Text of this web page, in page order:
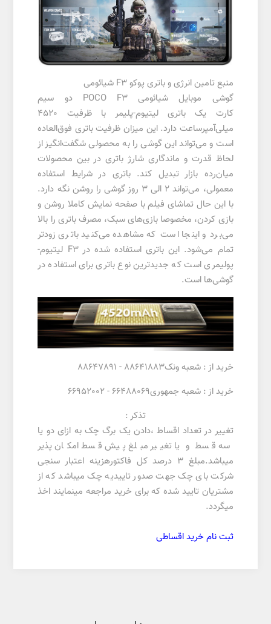
منبع تامین انرژی و باتری پوکو F3 شیائومی
گوشی موبایل شیائومی POCO F3 دو سیم‌
کارت یک باتری لیتیوم-پلیمر با ظرفیت 4520
میلی‌آمپرساعت دارد. این میزان ظرفیت باتری فوق‌العاده
است و می‌تواند این گوشی را به محصولی شگفت‌انگیز از
لحاظ قدرت و ماندگاری شارژ باتری در بین محصولات
میان‌رده بازار تبدیل کند. باتری در شرایط استفاده
معمولی، می‌تواند ۲ الی ۳ روز گوشی را روشن نگه دارد.
با این حال تماشای فیلم با صفحه نمایش کاملا روشن و
بازی کردن، مخصوصا بازی‌های سبک، مصرف باتری را بالا
می‌برد و اینجا است که مشاهده می‌کنید باتری زودتر
تمام می‌شود. این باتری استفاده شده در F3 لیتیوم-
پولیمری است که جدیدترین نوع باتری برای استفاده در
گوشی‌ها است.
خرید از : شعبه ونک88641883 - 88647891
خرید از : شعبه جمهوری66488069 - 66952002
تذکر :
تغییر در تعداد اقساط ،دادن یک برگ چک به ازای دو یا
سه قسط و یا تغییر مبلغ پیش قسط امکان پذیر
میباشد.مبلغ 3 درصد کل فاکتورهزینه اعتبار سنجی
شرکت بای چک جهت صدور تاییدیه چک میباشد که از
مشتریان تایید شده که برای خرید مراجعه مینمایند اخذ
میگردد.
ثبت نام خرید اقساطی